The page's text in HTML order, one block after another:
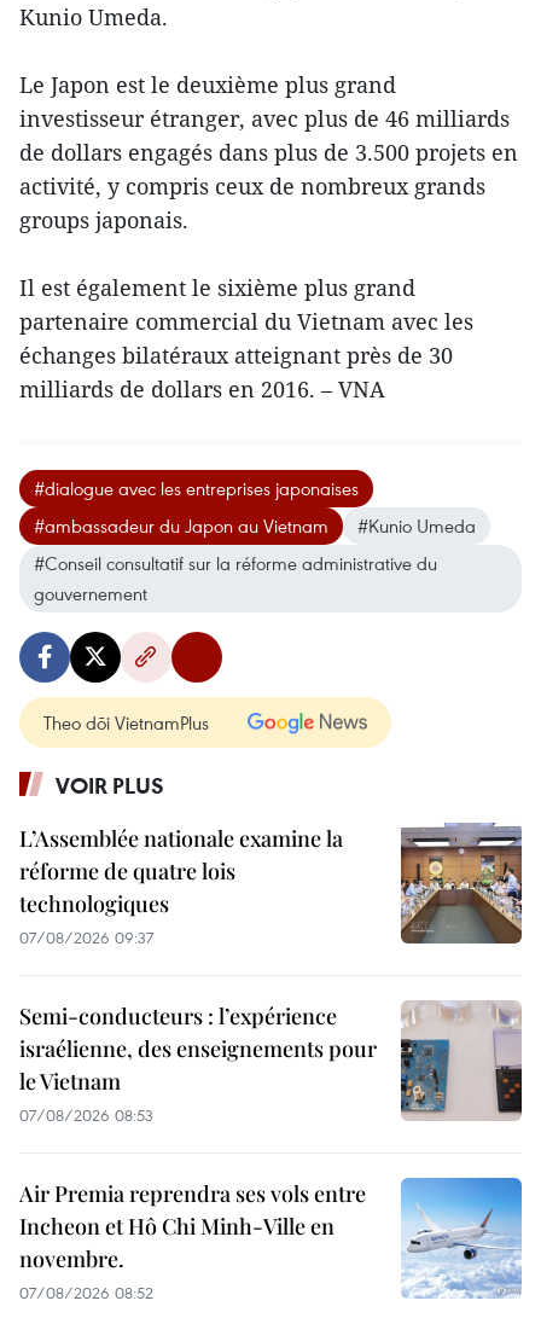
Kunio Umeda.
Le Japon est le deuxième plus grand
investisseur étranger, avec plus de 46 milliards
de dollars engagés dans plus de 3.500 projets en
activité, y compris ceux de nombreux grands
groups japonais.
Il est également le sixième plus grand
partenaire commercial du Vietnam avec les
échanges bilatéraux atteignant près de 30
milliards de dollars en 2016. – VNA
#dialogue avec les entreprises japonaises
#ambassadeur du Japon au Vietnam
#Kunio Umeda
#Conseil consultatif sur la réforme administrative du
gouvernement
Theo dõi VietnamPlus
VOIR PLUS
L’Assemblée nationale examine la
réforme de quatre lois
technologiques
07/08/2026 09:37
Semi-conducteurs : l’expérience
israélienne, des enseignements pour
le Vietnam
07/08/2026 08:53
Air Premia reprendra ses vols entre
Incheon et Hô Chi Minh-Ville en
novembre.
07/08/2026 08:52